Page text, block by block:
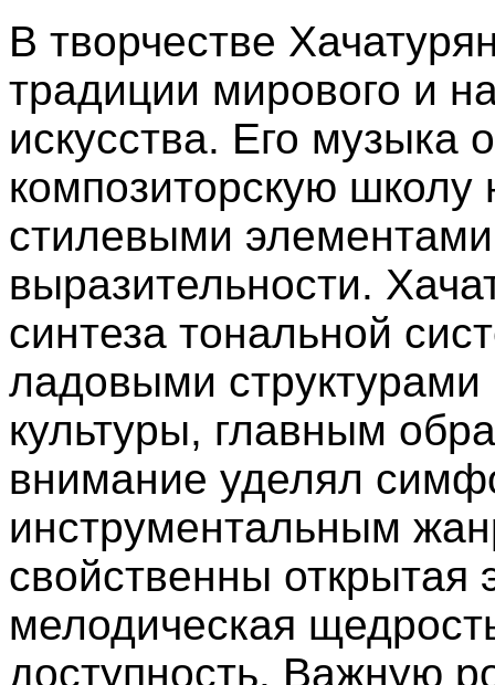
В творчестве
традиции мирового и
искусства. Его музыка
композиторскую
стилевыми
выразительности.
синтеза тональной
ладовыми
культуры, главным
внимание уделял
инструментальным
свойственны открытая
мелодическая
доступность. Важную